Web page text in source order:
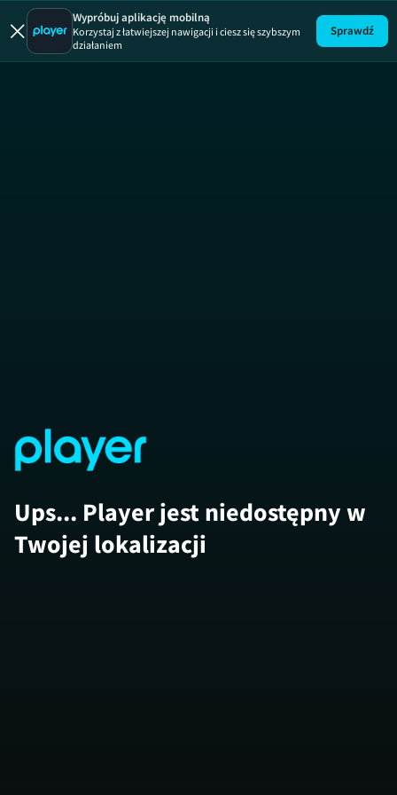
Wypróbuj aplikację mobilną
Korzystaj z łatwiejszej nawigacji i ciesz się szybszym
działaniem
Sprawdź
Ups... Player jest niedostępny w
Twojej lokalizacji